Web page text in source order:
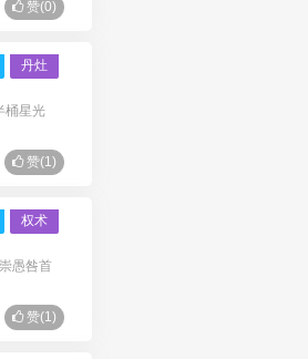
赞(0)
丹灶
桶星光
赞(1)
权术
愚咎首
赞(1)